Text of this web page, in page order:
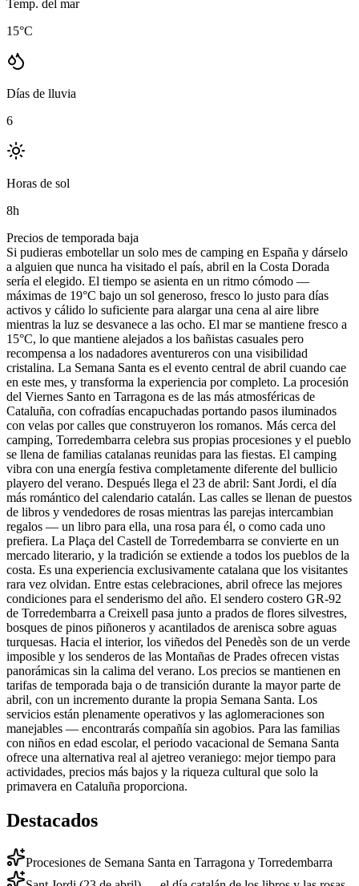
Temp. del mar
15°C
Días de lluvia
6
Horas de sol
8h
Precios de temporada baja
Si pudieras embotellar un solo mes de camping en España y dárselo
a alguien que nunca ha visitado el país, abril en la Costa Dorada
sería el elegido. El tiempo se asienta en un ritmo cómodo —
máximas de 19°C bajo un sol generoso, fresco lo justo para días
activos y cálido lo suficiente para alargar una cena al aire libre
mientras la luz se desvanece a las ocho. El mar se mantiene fresco a
15°C, lo que mantiene alejados a los bañistas casuales pero
recompensa a los nadadores aventureros con una visibilidad
cristalina. La Semana Santa es el evento central de abril cuando cae
en este mes, y transforma la experiencia por completo. La procesión
del Viernes Santo en Tarragona es de las más atmosféricas de
Cataluña, con cofradías encapuchadas portando pasos iluminados
con velas por calles que construyeron los romanos. Más cerca del
camping, Torredembarra celebra sus propias procesiones y el pueblo
se llena de familias catalanas reunidas para las fiestas. El camping
vibra con una energía festiva completamente diferente del bullicio
playero del verano. Después llega el 23 de abril: Sant Jordi, el día
más romántico del calendario catalán. Las calles se llenan de puestos
de libros y vendedores de rosas mientras las parejas intercambian
regalos — un libro para ella, una rosa para él, o como cada uno
prefiera. La Plaça del Castell de Torredembarra se convierte en un
mercado literario, y la tradición se extiende a todos los pueblos de la
costa. Es una experiencia exclusivamente catalana que los visitantes
rara vez olvidan. Entre estas celebraciones, abril ofrece las mejores
condiciones para el senderismo del año. El sendero costero GR-92
de Torredembarra a Creixell pasa junto a prados de flores silvestres,
bosques de pinos piñoneros y acantilados de arenisca sobre aguas
turquesas. Hacia el interior, los viñedos del Penedès son de un verde
imposible y los senderos de las Montañas de Prades ofrecen vistas
panorámicas sin la calima del verano. Los precios se mantienen en
tarifas de temporada baja o de transición durante la mayor parte de
abril, con un incremento durante la propia Semana Santa. Los
servicios están plenamente operativos y las aglomeraciones son
manejables — encontrarás compañía sin agobios. Para las familias
con niños en edad escolar, el periodo vacacional de Semana Santa
ofrece una alternativa real al ajetreo veraniego: mejor tiempo para
actividades, precios más bajos y la riqueza cultural que solo la
primavera en Cataluña proporciona.
Destacados
Procesiones de Semana Santa en Tarragona y Torredembarra